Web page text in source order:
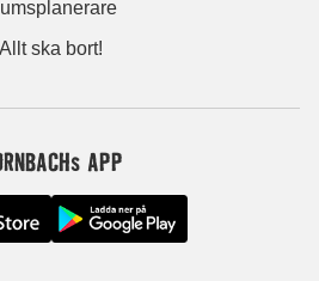
Allt ska bort!
APP